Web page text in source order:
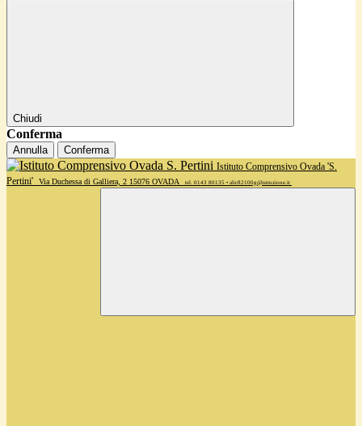
Chiudi
Conferma
Annulla Conferma
Istituto Comprensivo Ovada 'S.
Pertini'
Via Duchessa di Galliera, 2 15076 OVADA tel. 0143 80135 • alic82100g@istruzione.it